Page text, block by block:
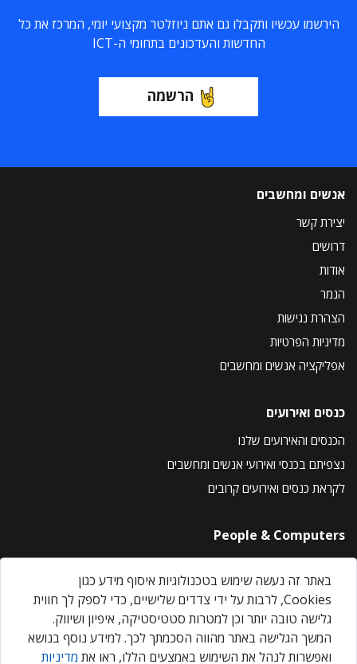
הירשמו עכשיו ותקבלו גם אתם ניוזלטר מקצועי יומי, המרכז את כל
החדשות והעדכונים בתחומי ה-ICT
הרשמה
אנשים ומחשבים
יצירת קשר
דרושים
אודות
הנמר
הצהרת נגישות
מדיניות הפרטיות
אפליקציה אנשים ומחשבים
כנסים ואירועים
הכנסים והאירועים שלנו
נצפיתם בכנסי ואירועי אנשים ומחשבים
לקראת כנסים ואירועים קרובים
People & Computers
About Us
Privacy Policy
Contact Us
Our Events
באתר זה נעשה שימוש בטכנולוגיות איסוף מידע כגון
Cookies, לרבות על ידי צדדים שלישיים, כדי לספק לך חווית
גלישה טובה יותר וכן למטרות סטטיסטיקה, איפיון ושיווק.
המשך הגלישה באתר מהווה הסכמתך לכך. למידע נוסף בנושא
ואפשרות לנהל את השימוש באמצעים הללו, ראו את מדיניות